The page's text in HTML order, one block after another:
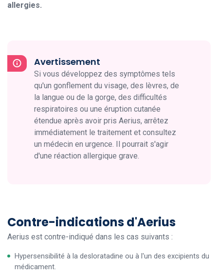
allergies.
Avertissement
Si vous développez des symptômes tels
qu'un gonflement du visage, des lèvres, de
la langue ou de la gorge, des difficultés
respiratoires ou une éruption cutanée
étendue après avoir pris Aerius, arrêtez
immédiatement le traitement et consultez
un médecin en urgence. Il pourrait s'agir
d'une réaction allergique grave.
Contre-indications d'Aerius
Aerius est contre-indiqué dans les cas suivants :
Hypersensibilité à la desloratadine ou à l'un des excipients du
médicament.